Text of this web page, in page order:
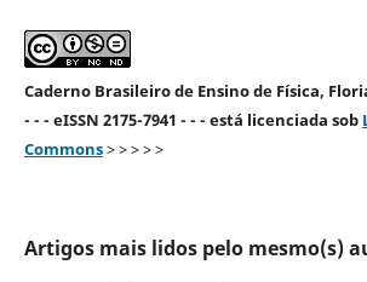
Caderno Brasileiro de Ensino de Física,
- - - eISSN 2175-7941 - - - está licenciada sob
Commons> > > > >
Artigos mais lidos pelo mesmo(s)